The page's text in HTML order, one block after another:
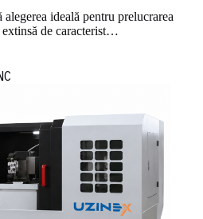
ideală pentru prelucrarea
de caracterist…